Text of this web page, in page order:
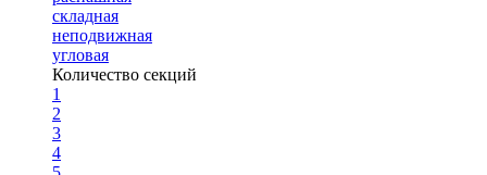
складная
неподвижная
угловая
Количество секций
1
2
3
4